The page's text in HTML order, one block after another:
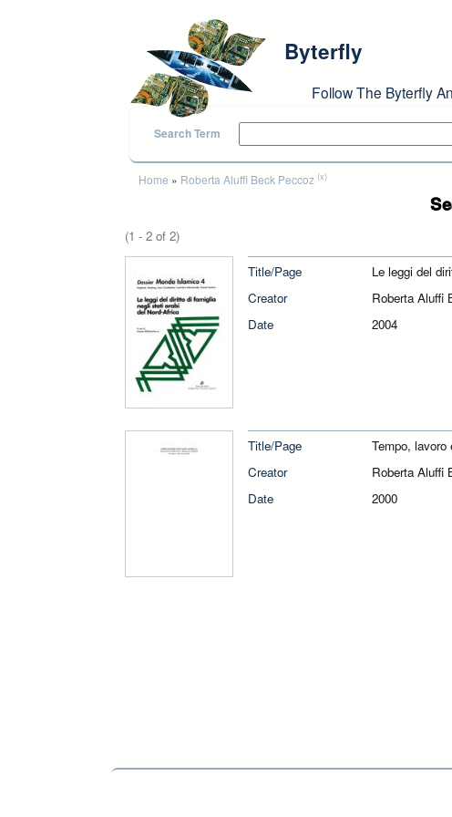
Byterfly
Follow The Byterfly
Search Term
You are here
Home » Roberta Aluffi Beck Peccoz (x)
(1 - 2 of 2)
Title/Page
Le leggi del
Creator
Roberta Aluffi
Date
2004
Title/Page
Tempo,
Creator
Roberta Aluffi
Date
2000